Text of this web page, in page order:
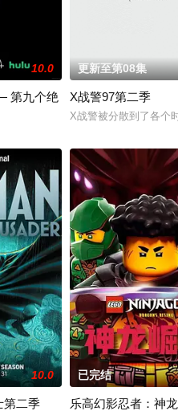
在一起“反思人生”。
在兔小姐的带领下，佩奇一家看
10.0
第九个绝
更新至第08集
X战警97第二季
X战警被分散到了各个
10.0
第二季
已完结
乐高幻影忍者：神